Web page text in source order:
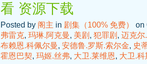
看 资源下载
Posted by 阁主 in 剧集（100% 免费）
on
弗雷克, 玛琳.阿克曼, 美剧 , 犯罪剧 , 迈克尔
布赖恩.科佩尔曼, 安德鲁.罗斯.索尔金, 史
霍恩巴契, 玛姬.丝弗, 大卫.莱维恩, 大卫.